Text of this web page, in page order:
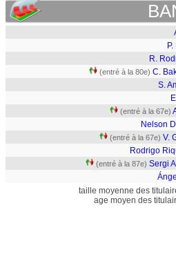
R.
(entré à la 80e) C.
S.
(entré à la 67e)
Nelson
(entré à la 67e) V.
Rodrigo
(entré à la 87e) Sergi
taille moyenne des
age moyen des